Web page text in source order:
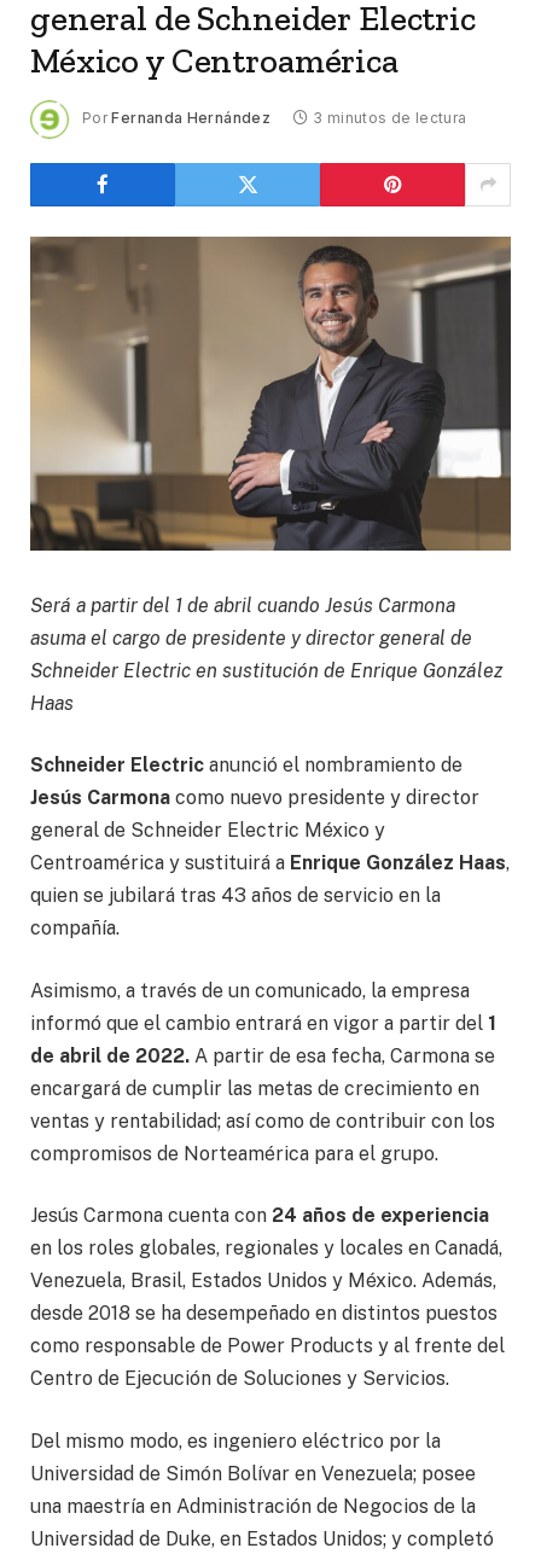
general de Schneider Electric
México y Centroamérica
Por Fernanda Hernández 3 minutos de lectura
Será a partir del 1 de abril cuando Jesús Carmona
asuma el cargo de presidente y director general de
Schneider Electric en sustitución de Enrique González
Haas
Schneider Electric anunció el nombramiento de
Jesús Carmona como nuevo presidente y director
general de Schneider Electric México y
Centroamérica y sustituirá a Enrique González Haas,
quien se jubilará tras 43 años de servicio en la
compañía.
Asimismo, a través de un comunicado, la empresa
informó que el cambio entrará en vigor a partir del 1
de abril de 2022. A partir de esa fecha, Carmona se
encargará de cumplir las metas de crecimiento en
ventas y rentabilidad; así como de contribuir con los
compromisos de Norteamérica para el grupo.
Jesús Carmona cuenta con 24 años de experiencia
en los roles globales, regionales y locales en Canadá,
Venezuela, Brasil, Estados Unidos y México. Además,
desde 2018 se ha desempeñado en distintos puestos
como responsable de Power Products y al frente del
Centro de Ejecución de Soluciones y Servicios.
Del mismo modo, es ingeniero eléctrico por la
Universidad de Simón Bolívar en Venezuela; posee
una maestría en Administración de Negocios de la
Universidad de Duke, en Estados Unidos; y completó